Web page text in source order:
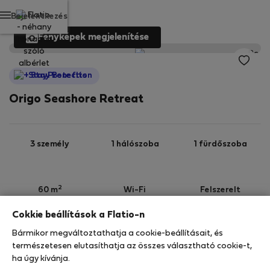
Bejelentkezés
Fényképek megjelenítése
StayProtection
Origo Seashore Retreat
3 személy 1 hálószoba 1 fürdőszoba
60 m2 Wi-Fi Felszerelt
Az ebben az ingatlanban való tartózkodását a
StayProtection
Cokkie beállítások a Flatio-n
Bármikor megváltoztathatja a cookie-beállításait, és
természetesen elutasíthatja az összes választható cookie-t,
ha úgy kívánja.